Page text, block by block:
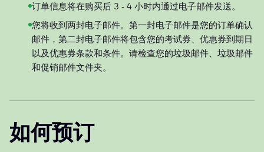
订单信息将在购买后 3 - 4 小时内通过电子邮件发送。
您将收到两封电子邮件。第一封电子邮件是您的订单确认
邮件，第二封电子邮件将包含您的考试券、优惠券到期日
以及优惠券条款和条件。请检查您的垃圾邮件、垃圾邮件
和促销邮件文件夹。
如何预订